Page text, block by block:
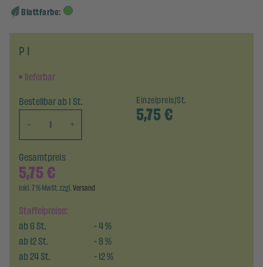
Blattfarbe:
P 1
lieferbar
Bestellbar ab 1 St.
-
+
Einzelpreis/St.
5,75€
Staffelpreise:
ab6St. -4%
ab12St. -8%
ab24St. -12%
Gesamtpreis
5,75€
inkl. 7 % MwSt. zzgl.Versand